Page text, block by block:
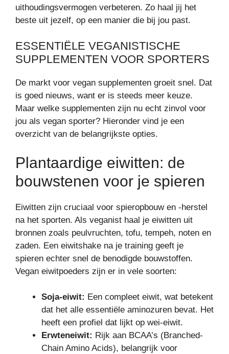
uithoudingsvermogen verbeteren. Zo haal jij het
beste uit jezelf, op een manier die bij jou past.
ESSENTIËLE VEGANISTISCHE
SUPPLEMENTEN VOOR SPORTERS
De markt voor vegan supplementen groeit snel. Dat
is goed nieuws, want er is steeds meer keuze.
Maar welke supplementen zijn nu echt zinvol voor
jou als vegan sporter? Hieronder vind je een
overzicht van de belangrijkste opties.
Plantaardige eiwitten: de
bouwstenen voor je spieren
Eiwitten zijn cruciaal voor spieropbouw en -herstel
na het sporten. Als veganist haal je eiwitten uit
bronnen zoals peulvruchten, tofu, tempeh, noten en
zaden. Een eiwitshake na je training geeft je
spieren echter snel de benodigde bouwstoffen.
Vegan eiwitpoeders zijn er in vele soorten:
Soja-eiwit: Een compleet eiwit, wat betekent
dat het alle essentiële aminozuren bevat. Het
heeft een profiel dat lijkt op wei-eiwit.
Erwteneiwit: Rijk aan BCAA’s (Branched-
Chain Amino Acids), belangrijk voor